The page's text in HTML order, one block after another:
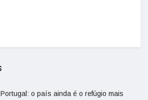
o país ainda é o refúgio mais